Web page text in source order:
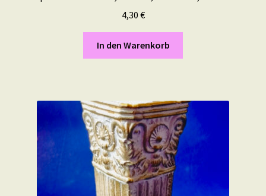
4,30 €
In den Warenkorb